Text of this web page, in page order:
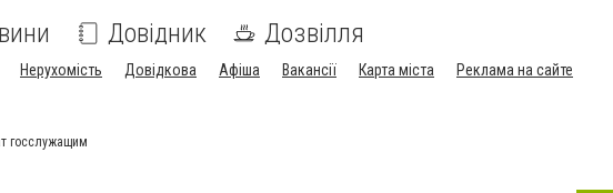
Довідник Дозвілля
Нерухомість Довідкова Афіша Вакансії Карта міста
Реклама на сайте
госслужащим